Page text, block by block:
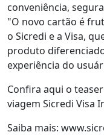
conveniência,
"O novo cartão é
o Sicredi e a Visa,
produto
experiência do
Confira aqui o
viagem Sicredi Visa
Saiba mais: